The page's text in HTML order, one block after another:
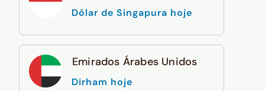
Dólar de Singapura hoje
Emirados Árabes Unidos
Dirham hoje